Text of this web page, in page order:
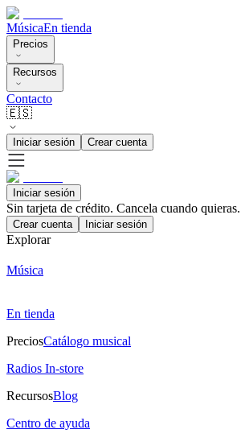
MúsicaEn tienda
Precios
Recursos
Contacto
🇪🇸
Iniciar sesión Crear cuenta
Iniciar sesión
Sin tarjeta de crédito. Cancela cuando quieras.
Crear cuenta Iniciar sesión
Explorar
Música
En tienda
PreciosCatálogo musical
Radios In-store
RecursosBlog
Centro de ayuda